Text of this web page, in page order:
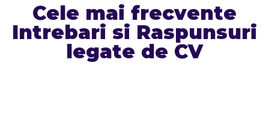
Cele mai frecvente
Intrebari si Raspunsuri
legate de CV